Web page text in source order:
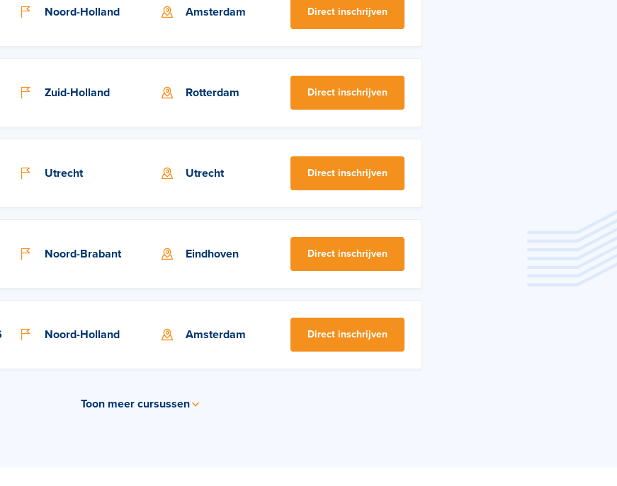
Noord-Holland Amsterdam Direct inschrijven
Zuid-Holland Rotterdam Direct inschrijven
Utrecht Utrecht Direct inschrijven
Noord-Brabant Eindhoven Direct inschrijven
Noord-Holland Amsterdam Direct inschrijven
Toon meer cursussen